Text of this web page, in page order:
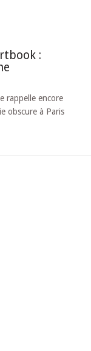
:
rappelle encore
obscure à Paris